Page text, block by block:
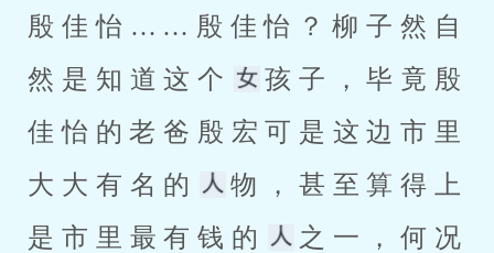
殷佳怡……殷佳怡？柳子然自
然是知道这个
孩子，毕竟殷
佳怡的老爸殷宏可是这边市里
大大有名的
物，甚至算得上
是市里最有钱的
之一，何况